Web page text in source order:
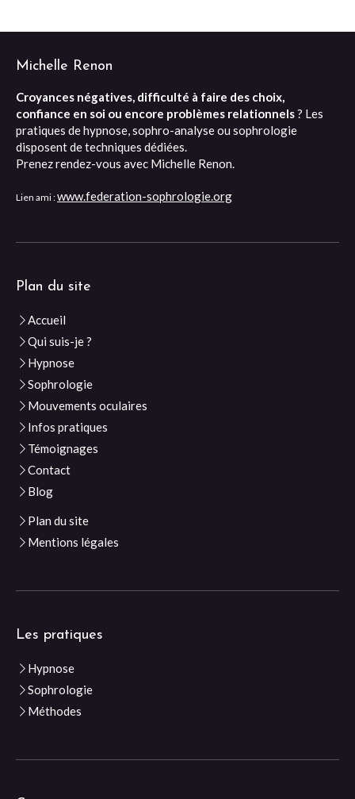
Michelle Renon
Croyances négatives, difficulté à faire des choix,
confiance en soi ou encore problèmes relationnels? Les
pratiques de hypnose, sophro-analyse ou sophrologie
disposent de techniques dédiées.
Prenez rendez-vous avec Michelle Renon.
Lien ami :www.federation-sophrologie.org
Plan du site
Accueil
Qui suis-je ?
Hypnose
Sophrologie
Mouvements oculaires
Infos pratiques
Témoignages
Contact
Blog
Plan du site
Mentions légales
Les pratiques
Hypnose
Sophrologie
Méthodes